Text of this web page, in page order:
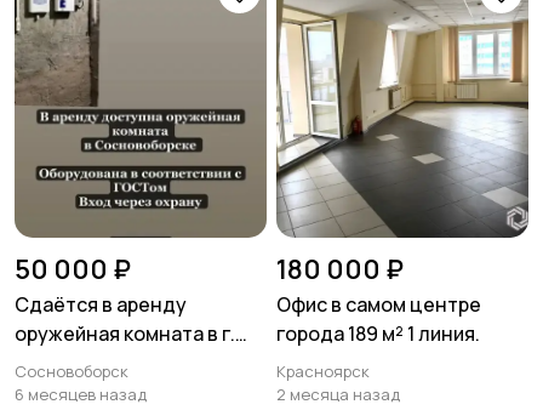
50 000 ₽
Сдаётся в аренду
оружейная комната в г.
Сосновоборск.
Сосновоборск
6 месяцев назад
180 000 ₽
Офис в самом центре
города 189 м² 1 линия.
Красноярск
2 месяца назад